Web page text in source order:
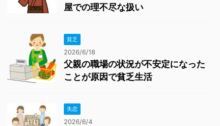
屋での理不尽な扱い
貧乏
2026/6/18
父親の職場の状況が不安定になった
ことが原因で貧乏生活
失恋
2026/6/4